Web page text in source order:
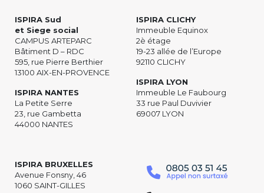
ISPIRA Sud
et Siege social
CAMPUS ARTEPARC
Bâtiment D – RDC
595, rue Pierre Berthier
13100 AIX-EN-PROVENCE
ISPIRA NANTES
La Petite Serre
23, rue Gambetta
44000 NANTES
ISPIRA CLICHY
Immeuble Equinox
2è étage
19-23 allée de l’Europe
92110 CLICHY
ISPIRA LYON
Immeuble Le Faubourg
33 rue Paul Duvivier
69007 LYON
ISPIRA BRUXELLES
Avenue Fonsny, 46
1060 SAINT-GILLES